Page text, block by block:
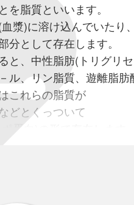
を脂質といいます。
漿)に溶け込んでいたり、
分として存在します。
と、中性脂肪(トリグリセ
ル、リン脂質、遊離脂肪
これらの脂質が
どとくっついて
ポ蛋白)の形で存在します。